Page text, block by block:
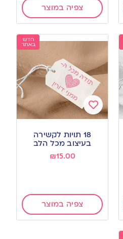
צפיה במוצר
חדש
באתר
Add
to
wishlist
18 תויות לקשירה
בעיצוב מכל הלב
₪15.00
צפיה במוצר